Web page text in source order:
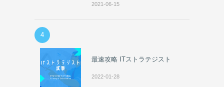
2021-06-15
4
最速攻略 ITストラテジスト
2022-01-28